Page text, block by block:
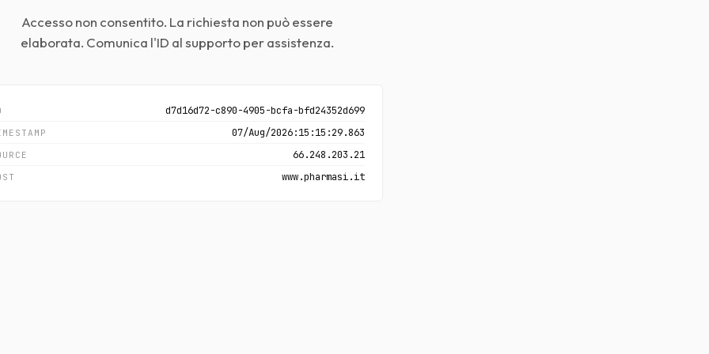
Accesso non consentito. La richiesta non può essere
elaborata. Comunica l'ID al supporto per assistenza.
d7d16d72-c890-4905-bcfa-bfd24352d699
07/Aug/2026:15:15:29.863
66.248.203.21
www.pharmasi.it